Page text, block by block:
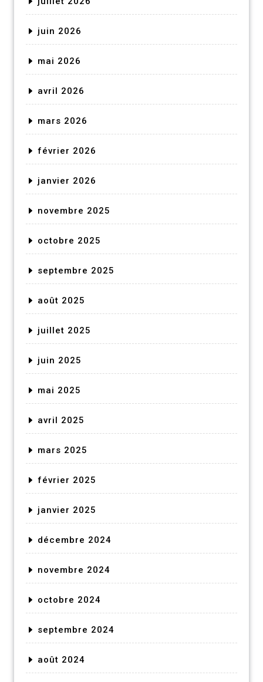
juin 2026
mai 2026
avril 2026
mars 2026
février 2026
janvier 2026
novembre 2025
octobre 2025
septembre 2025
août 2025
juillet 2025
juin 2025
mai 2025
avril 2025
mars 2025
février 2025
janvier 2025
décembre 2024
novembre 2024
octobre 2024
septembre 2024
août 2024